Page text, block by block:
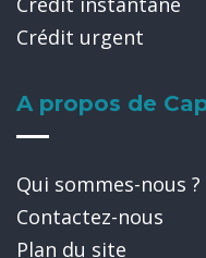
Crédit urgent
A propos de
Qui sommes-nous ?
Contactez-nous
Plan du site